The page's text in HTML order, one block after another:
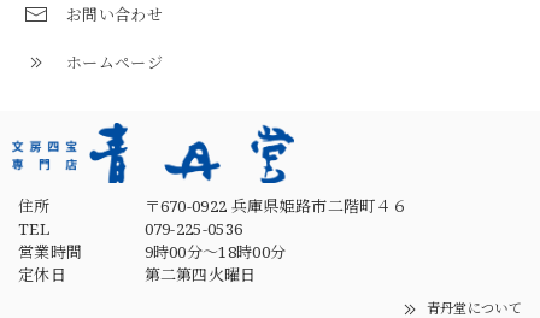
お問い合わせ
ホームページ
住所
〒670-0922 兵庫県姫路市二階町４６
TEL
079-225-0536
営業時間
9時00分～18時00分
定休日
第二第四火曜日
青丹堂について